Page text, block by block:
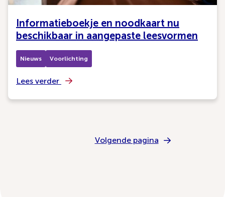
Informatieboekje en noodkaart nu
beschikbaar in aangepaste leesvormen
Nieuws Voorlichting
Lees verder
Volgende pagina